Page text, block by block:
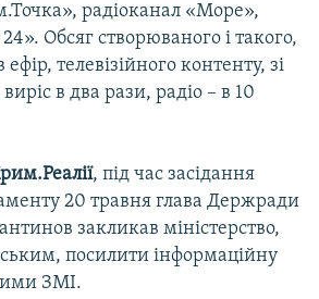
радіоканал «Море»,
Обсяг створюваного і такого,
телевізійного контенту, зі
в два рази, радіо – в 10
, під час засідання
20 травня глава Держради
закликав міністерство,
посилити інформаційну
ЗМІ.